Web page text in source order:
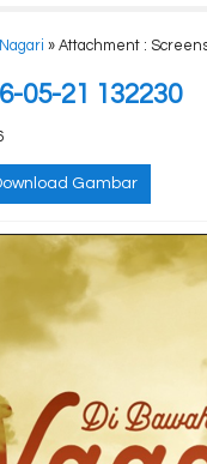
» Attachment :
05-21 132230
Gambar